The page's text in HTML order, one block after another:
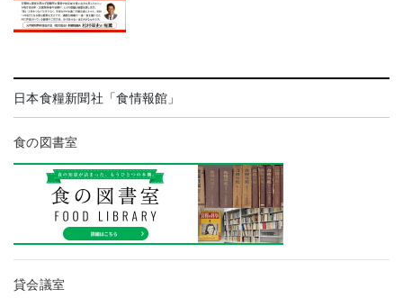
日本食糧新聞社「食情報館」
食の図書室
貸会議室